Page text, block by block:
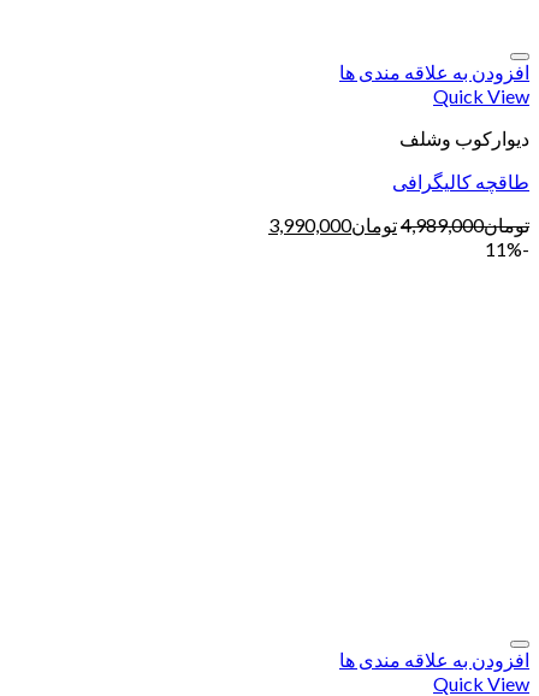
افزودن به علاقه مندی ها
Quick View
دیوارکوب وشلف
طاقچه کالیگرافی
تومان4,989,000تومان3,990,000
-11%
افزودن به علاقه مندی ها
Quick View